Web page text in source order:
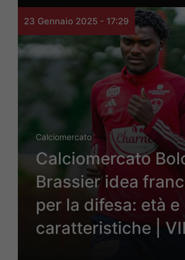
23 Gennaio 2025 - 17:29
Calciomercato
Calciomercato
Brassier idea
per la difesa: età e
caratteristiche |